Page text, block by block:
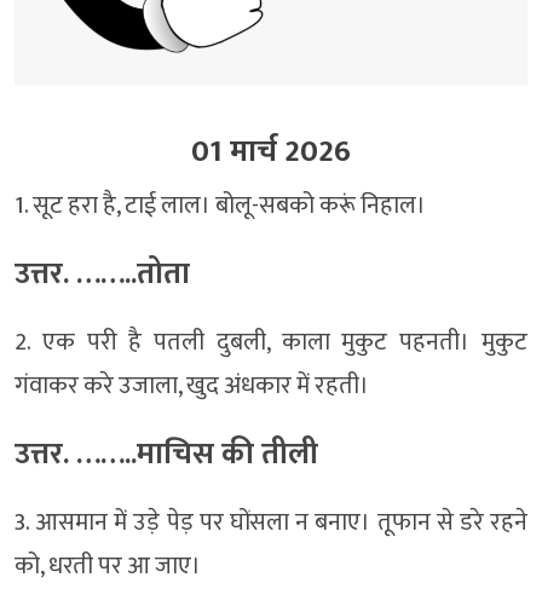
01 मार्च 2026
1. सूट हरा है, टाई लाल। बोलू-सबको करूं निहाल।
उत्तर. ……..तोता
2. एक परी है पतली दुबली, काला मुकुट पहनती। मुकुट
गंवाकर करे उजाला, खुद अंधकार में रहती।
उत्तर. ……..माचिस की तीली
3. आसमान में उड़े पेड़ पर घोंसला न बनाए। तूफान से डरे रहने
को, धरती पर आ जाए।